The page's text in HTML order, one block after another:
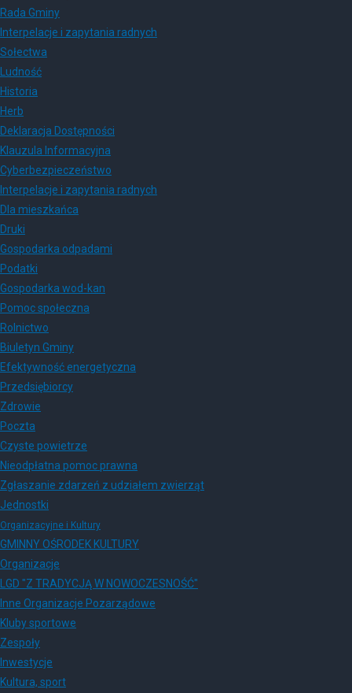
Rada Gminy
Interpelacje i zapytania radnych
Sołectwa
Ludność
Historia
Herb
Deklaracja Dostępności
Klauzula Informacyjna
Cyberbezpieczeństwo
Interpelacje i zapytania radnych
Dla mieszkańca
Druki
Gospodarka odpadami
Podatki
Gospodarka wod-kan
Pomoc społeczna
Rolnictwo
Biuletyn Gminy
Efektywność energetyczna
Przedsiębiorcy
Zdrowie
Poczta
Czyste powietrze
Nieodpłatna pomoc prawna
Zgłaszanie zdarzeń z udziałem zwierząt
Jednostki
Organizacyjne i Kultury
GMINNY OŚRODEK KULTURY
Organizacje
LGD "Z TRADYCJĄ W NOWOCZESNOŚĆ"
Inne Organizacje Pozarządowe
Kluby sportowe
Zespoły
Inwestycje
Kultura, sport